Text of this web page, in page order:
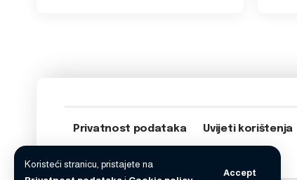
Koristeći stranicu, pristajete na
Accept
Privatnost podataka Uvijeti korištenja